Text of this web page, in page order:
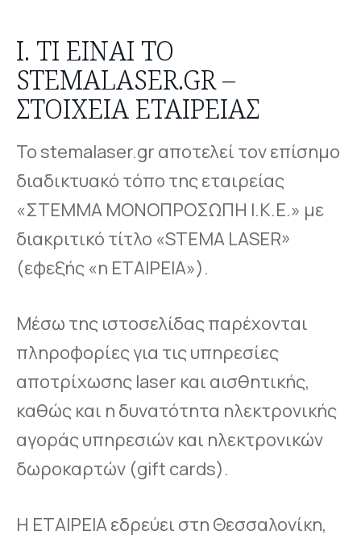
Ι. ΤΙ ΕΊΝΑΙ ΤΟ
STEMALASER.GR –
ΣΤΟΙΧΕΊΑ ΕΤΑΙΡΕΊΑΣ
Το stemalaser.gr αποτελεί τον επίσημο
διαδικτυακό τόπο της εταιρείας
«ΣΤΕΜΜΑ ΜΟΝΟΠΡΟΣΩΠΗ Ι.Κ.Ε.» με
διακριτικό τίτλο «STEMA LASER»
(εφεξής «η ΕΤΑΙΡΕΙΑ»).
Μέσω της ιστοσελίδας παρέχονται
πληροφορίες για τις υπηρεσίες
αποτρίχωσης laser και αισθητικής,
καθώς και η δυνατότητα ηλεκτρονικής
αγοράς υπηρεσιών και ηλεκτρονικών
δωροκαρτών (gift cards).
Η ΕΤΑΙΡΕΙΑ εδρεύει στη Θεσσαλονίκη,